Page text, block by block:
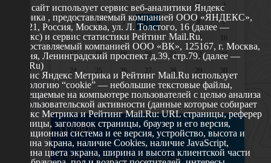
1
2
3
4 5 6 7 8
9
10
11 12 13 14 15
16
17
18 19 20 21 22
23
24
25 26 27 28 29
30
31
О сайте
629802 г. Ноябрьск, ул. Республики, 49
Этот сайт использует сервис веб-аналитики Яндекс
Метрика , предоставляемый компанией ООО «ЯНДЕКС»,
119021, Россия, Москва, ул. Л. Толстого, 16 (далее —
Яндекс) и сервис статистики Рейтинг Mail.Ru,
предоставляемый компанией ООО «ВК», 125167, г. Москва,
Россия, Ленинградский проспект д.39, стр.79. (далее —
Mail.Ru)
Сервис Яндекс Метрика и Рейтинг Mail.Ru использует
технологию “cookie” — небольшие текстовые файлы,
размещаемые на компьютере пользователей с целью анализа
их пользовательской активности (данные которые собирает
Яндекс Метрика и Рейтинг Mail.Ru: URL страницы, реферер
страницы, заголовок страницы, браузер и его версия,
операционная система и ее версия, устройство, высота и
ширина экрана, наличие Cookies, наличие JavaScript,
глубина цвета экрана, ширина и высота клиентской части